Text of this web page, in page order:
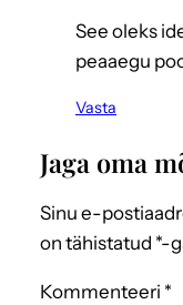
See oleks
peaaegu
Vasta
Jaga oma
Sinu e-
on tähistatud *-
Kommenteeri *